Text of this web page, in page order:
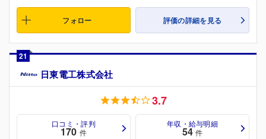
フォロー 評価の詳細を見る
21
日東電工株式会社
3.7
口コミ・評判
170 件
年収・給与明細
54 件